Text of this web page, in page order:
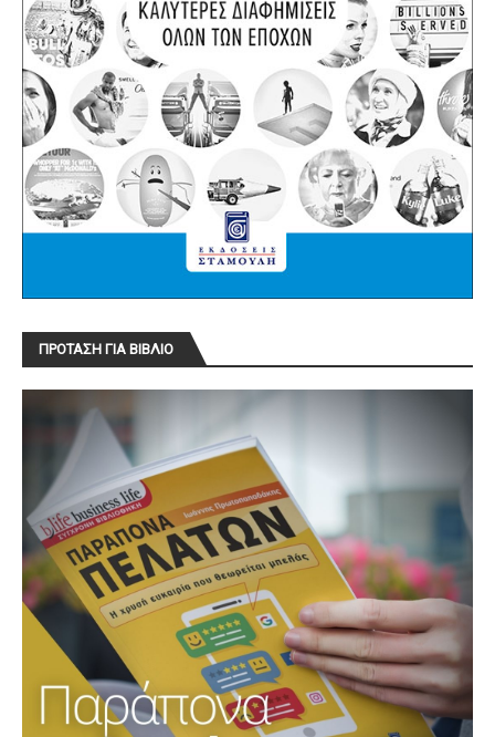
ΠΡΟΤΑΣΗ ΓΙΑ ΒΙΒΛΙΟ